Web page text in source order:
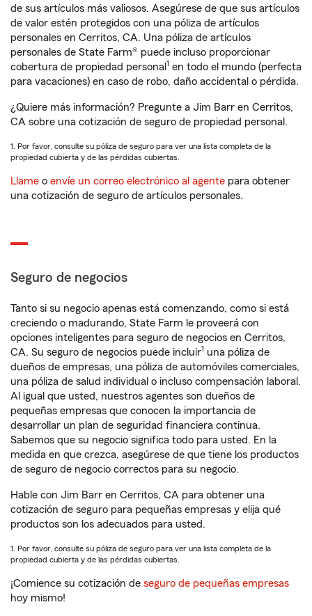
de sus artículos más valiosos. Asegúrese de que sus artículos
de valor estén protegidos con una póliza de artículos
personales en Cerritos, CA. Una póliza de artículos
personales de State Farm® puede incluso proporcionar
cobertura de propiedad personal 1 en todo el mundo (perfecta
para vacaciones) en caso de robo, daño accidental o pérdida.
¿Quiere más información? Pregunte a Jim Barr en Cerritos,
CA sobre una cotización de seguro de propiedad personal.
1. Por favor, consulte su póliza de seguro para ver una lista completa de la
propiedad cubierta y de las pérdidas cubiertas.
Llame o envíe un correo electrónico al agente para obtener
una cotización de seguro de artículos personales.
Seguro de negocios
Tanto si su negocio apenas está comenzando, como si está
creciendo o madurando, State Farm le proveerá con
opciones inteligentes para seguro de negocios en Cerritos,
CA. Su seguro de negocios puede incluir1 una póliza de
dueños de empresas, una póliza de automóviles comerciales,
una póliza de salud individual o incluso compensación laboral.
Al igual que usted, nuestros agentes son dueños de
pequeñas empresas que conocen la importancia de
desarrollar un plan de seguridad financiera continua.
Sabemos que su negocio significa todo para usted. En la
medida en que crezca, asegúrese de que tiene los productos
de seguro de negocio correctos para su negocio.
Hable con Jim Barr en Cerritos, CA para obtener una
cotización de seguro para pequeñas empresas y elija qué
productos son los adecuados para usted.
1. Por favor, consulte su póliza de seguro para ver una lista completa de la
propiedad cubierta y de las pérdidas cubiertas.
¡Comience su cotización de seguro de pequeñas empresas
hoy mismo!